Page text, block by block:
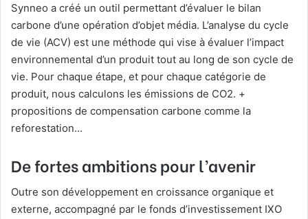
Synneo a créé un outil permettant d’évaluer le bilan
carbone d’une opération d’objet média. L’analyse du cycle
de vie (ACV) est une méthode qui vise à évaluer l’impact
environnemental d’un produit tout au long de son cycle de
vie. Pour chaque étape, et pour chaque catégorie de
produit, nous calculons les émissions de CO2. +
propositions de compensation carbone comme la
reforestation…
De fortes ambitions pour l’avenir
Outre son développement en croissance organique et
externe, accompagné par le fonds d’investissement IXO